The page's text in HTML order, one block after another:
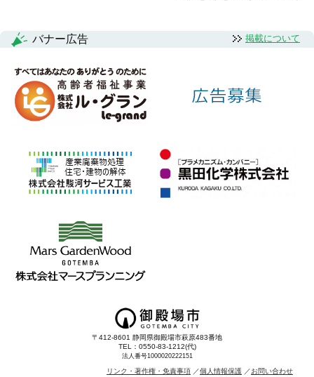
バナー広告 掲載について
〒412-8601 静岡県御殿場市萩原483番地
TEL：0550-83-1212(代)
法人番号1000020222151
リンク・著作権・免責事項 個人情報保護 お問い合わせ